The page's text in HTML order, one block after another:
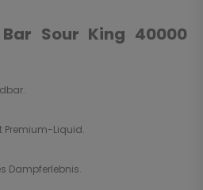
Sour King 40000
Premium-Liquid.
Dampferlebnis.